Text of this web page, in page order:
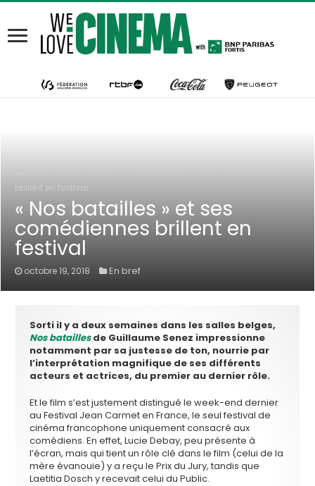
brillent en festival
« Nos batailles » et ses
comédiennes brillent en
festival
octobre 19, 2018 En bref
Sorti il y a deux semaines dans les salles belges,
Nos bataillesde Guillaume Senez impressionne
notamment par sa justesse de ton, nourrie par
l’interprétation magnifique de ses différents
acteurs et actrices, du premier au dernier rôle.
Et le film s’est justement distingué le week-end dernier
au Festival Jean Carmet en France, le seul festival de
cinéma francophone uniquement consacré aux
comédiens. En effet, Lucie Debay, peu présente à
l’écran, mais qui tient un rôle clé dans le film (celui de la
mère évanouie) y a reçu le Prix du Jury, tandis que
Laetitia Dosch y recevait celui du Public.